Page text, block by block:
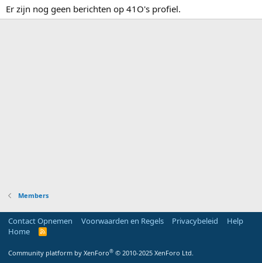
Er zijn nog geen berichten op 41O's profiel.
Members
Contact Opnemen Voorwaarden en Regels Privacybeleid
Help
Home
R
Community platform by XenForo® © 2010-2025 XenForo Ltd.